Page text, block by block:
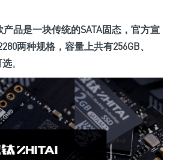
产品是一块传统的SATA固态，官方宣
两种规格，容量上共有256GB、
选。